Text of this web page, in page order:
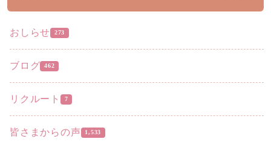
おしらせ 273
ブログ 462
リクルート 7
皆さまからの声 1,533